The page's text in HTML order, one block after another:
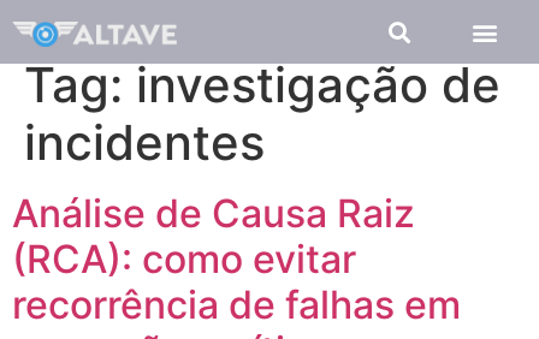
Tag: investigação de
incidentes
Análise de Causa Raiz
(RCA): como evitar
recorrência de falhas em